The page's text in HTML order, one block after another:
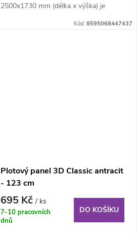
2500x1730 mm (délka x výška) je
Kód: 8595068447437
Plotový panel 3D Classic antracit
- 123 cm
695 Kč/ ks
7-10 pracovních
dnů
DO KOŠÍKU